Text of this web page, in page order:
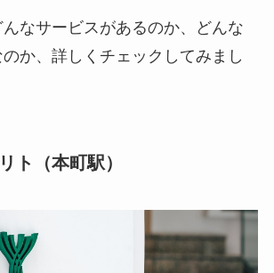
なサービスがあるのか、どんな
か、詳しくチェックしてみまし
ト（本町駅）